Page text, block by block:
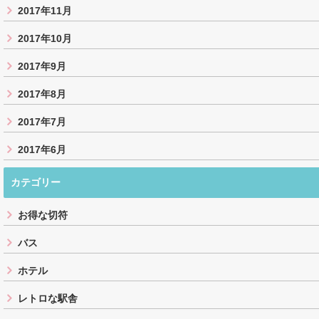
2017年11月
2017年10月
2017年9月
2017年8月
2017年7月
2017年6月
カテゴリー
お得な切符
バス
ホテル
レトロな駅舎